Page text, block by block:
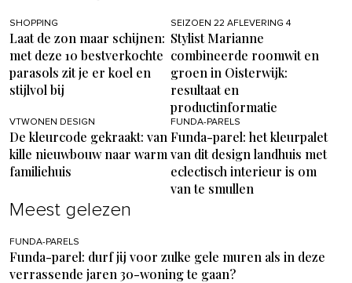
SHOPPING
Laat de zon maar schijnen:
met deze 10 bestverkochte
parasols zit je er koel en
stijlvol bij
SEIZOEN 22 AFLEVERING 4
Stylist Marianne
combineerde roomwit en
groen in Oisterwijk:
resultaat en
productinformatie
VTWONEN DESIGN
De kleurcode gekraakt: van
kille nieuwbouw naar warm
familiehuis
FUNDA-PARELS
Funda-parel: het kleurpalet
van dit design landhuis met
eclectisch interieur is om
van te smullen
Meest gelezen
FUNDA-PARELS
Funda-parel: durf jij voor zulke gele muren als in deze
verrassende jaren 30-woning te gaan?